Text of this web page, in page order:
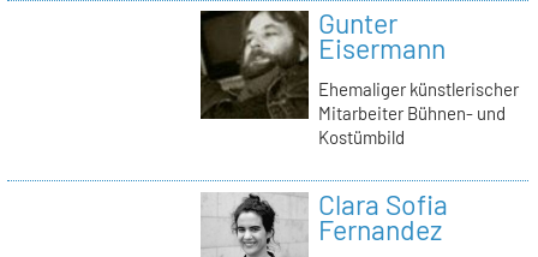
Gunter
Eisermann
Ehemaliger künstlerischer
Mitarbeiter Bühnen- und
Kostümbild
Clara Sofia
Fernandez